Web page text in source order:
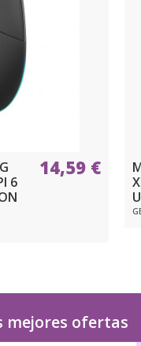
6
14,59 €
mejores ofertas